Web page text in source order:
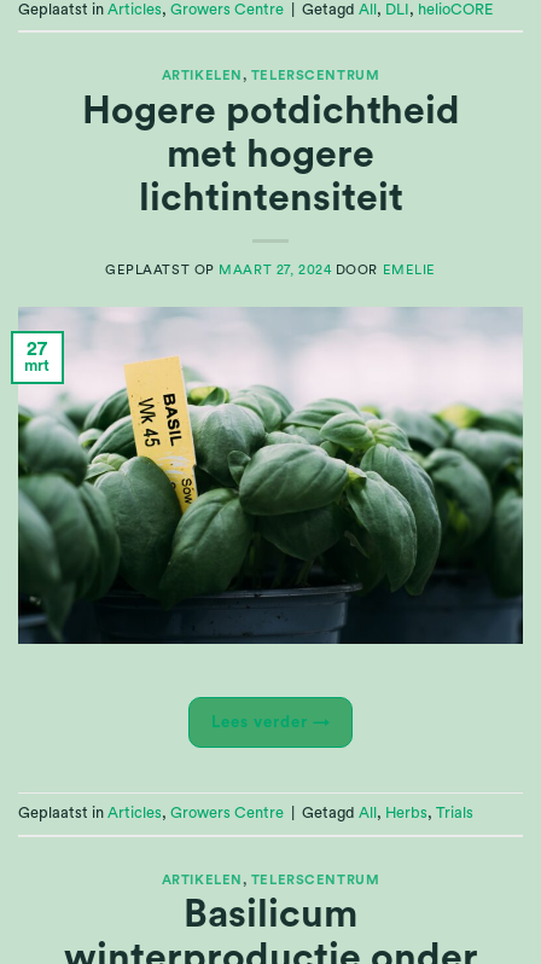
Geplaatst in Articles, Growers Centre Getagd All , DLI , helioCORE
ARTIKELEN , TELERSCENTRUM
Hogere potdichtheid
met hogere
lichtintensiteit
GEPLAATST OP MAART 27, 2024 DOOR EMELIE
27
mrt
Lees verder →
Geplaatst in Articles, Growers Centre Getagd All , Herbs, Trials
ARTIKELEN , TELERSCENTRUM
Basilicum